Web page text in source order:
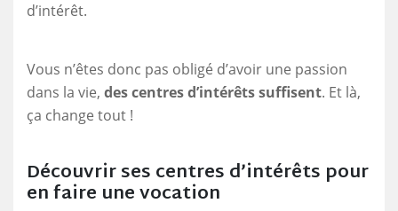
d’intérêt.
Vous n’êtes donc pas obligé d’avoir une passion
dans la vie, des centres d’intérêts suffisent. Et là,
ça change tout !
Découvrir ses centres d’intérêts pour
en faire une vocation